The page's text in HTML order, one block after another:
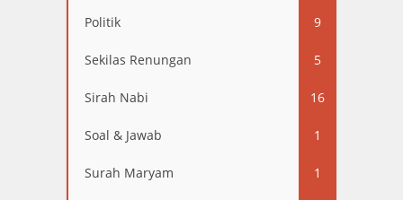
Politik 9
Sekilas Renungan 5
Sirah Nabi 16
Soal & Jawab 1
Surah Maryam 1